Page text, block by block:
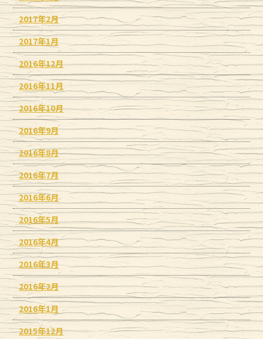
2017年2月
2017年1月
2016年12月
2016年11月
2016年10月
2016年9月
2016年8月
2016年7月
2016年6月
2016年5月
2016年4月
2016年3月
2016年2月
2016年1月
2015年12月